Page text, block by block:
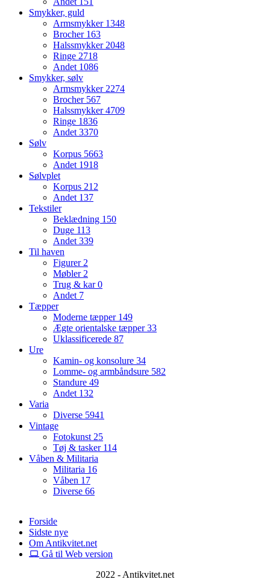
Smykker, guld
Armsmykker 1348
Brocher 163
Halssmykker 2048
Ringe 2718
Andet 1086
Smykker, sølv
Armsmykker 2274
Brocher 567
Halssmykker4709
Ringe 1836
Andet 3370
Sølv
Korpus 5663
Andet 1918
Sølvplet
Korpus 212
Andet 137
Tekstiler
Beklædning 150
Duge 113
Andet 339
Til haven
Figurer 2
Møbler 2
Trug & kar0
Andet 7
Tæpper
Moderne tæpper 149
Ægte orientalske tæpper33
Uklassificerede 87
Ure
Kamin- og konsolure 34
Lomme- og armbåndsure 582
Standure 49
Andet 132
Varia
Diverse 5941
Vintage
Fotokunst 25
Tøj & tasker 114
Våben & Militaria
Militaria 16
Våben 17
Diverse 66
Forside
Sidste nye
Om Antikvitet.net
Gå til Web version
2022 - Antikvitet.net